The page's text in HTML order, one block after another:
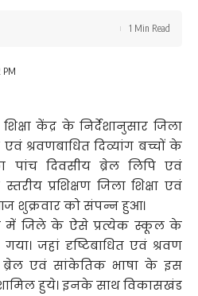
PM
1 Min Read
केंद्र के निर्देशानुसार जिला
एवं श्रवणबाधित दिव्यांग बच्चों के
पांच दिवसीय ब्रेल लिपि एवं
प्रशिक्षण जिला शिक्षा एवं
शुक्रवार को संपन्न हुआ।
में जिले के ऐसे प्रत्येक स्कूल के
गया। जहां दृष्टिबाधित एवं श्रवण
ब्रेल एवं सांकेतिक भाषा के इस
शामिल हुये। इनके साथ विकासखंड